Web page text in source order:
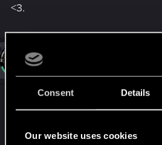
Consent Details
Our website uses cookies
<3.